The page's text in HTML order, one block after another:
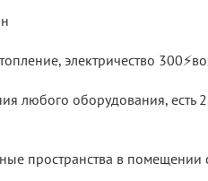
электричество
любого оборудования, есть
пространства в помещении